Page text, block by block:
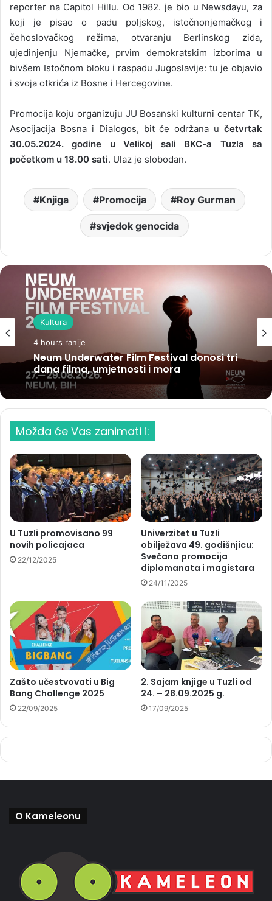
reporter na Capitol Hillu. Od 1982. je bio u Newsdayu, za
koji je pisao o padu poljskog, istočnonjemačkog i
čehoslovačkog režima, otvaranju Berlinskog zida,
ujedinjenju Njemačke, prvim demokratskim izborima u
bivšem Istočnom bloku i raspadu Jugoslavije: tu je objavio
i svoja otkrića iz Bosne i Hercegovine.
Promocija koju organizuju JU Bosanski kulturni centar TK,
Asocijacija Bosna i Dialogos, bit će održana u četvrtak
30.05.2024. godine u Velikoj sali BKC-a Tuzla sa
početkom u 18.00 sati. Ulaz je slobodan.
Knjiga Promocija Roy Gurman
svjedok genocida
Kultura
4 hours ranije
Neum Underwater Film Festival donosi tri
dana filma, umjetnosti i mora
Možda će Vas zanimati i:
U Tuzli promovisano 99
novih policajaca
22/12/2025
Univerzitet u Tuzli
obilježava 49. godišnjicu:
Svečana promocija
diplomanata i magistara
24/11/2025
Zašto učestvovati u Big
Bang Challenge 2025
22/09/2025
2. Sajam knjige u Tuzli od
24. – 28.09.2025 g.
17/09/2025
O Kameleonu